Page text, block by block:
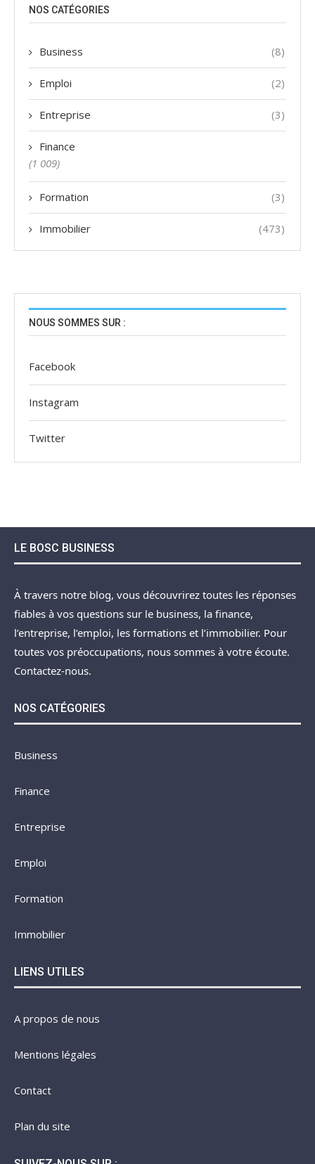
NOS CATÉGORIES
Business (8)
Emploi (2)
Entreprise (3)
Finance
(1 009)
Formation (3)
Immobilier (473)
NOUS SOMMES SUR :
Facebook
Instagram
Twitter
LE BOSC BUSINESS
À travers notre blog, vous découvrirez toutes les réponses
fiables à vos questions sur le business, la finance,
l’entreprise, l’emploi, les formations et l’immobilier. Pour
toutes vos préoccupations, nous sommes à votre écoute.
Contactez-nous.
NOS CATÉGORIES
Business
Finance
Entreprise
Emploi
Formation
Immobilier
LIENS UTILES
A propos de nous
Mentions légales
Contact
Plan du site